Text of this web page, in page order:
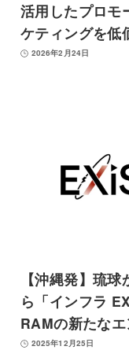
活用したプロモ
ケティングを低
2026年2月24日
【沖縄発】琉
ら「インフラ
RAMの新たな
2025年12月25日